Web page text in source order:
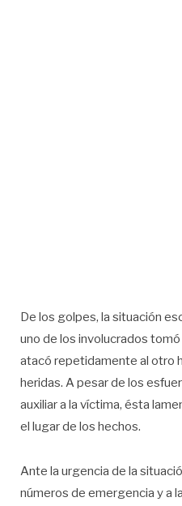
De los golpes, la situación
uno de los involucrados
atacó repetidamente al otro
heridas. A pesar de los
auxiliar a la víctima, ésta
el lugar de los hechos.
Ante la urgencia de la
números de emergencia y a